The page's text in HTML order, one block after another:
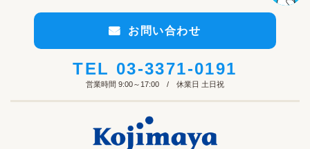
お問い合わせ
TEL 03-3371-0191
営業時間 9:00～17:00 / 休業日 土日祝